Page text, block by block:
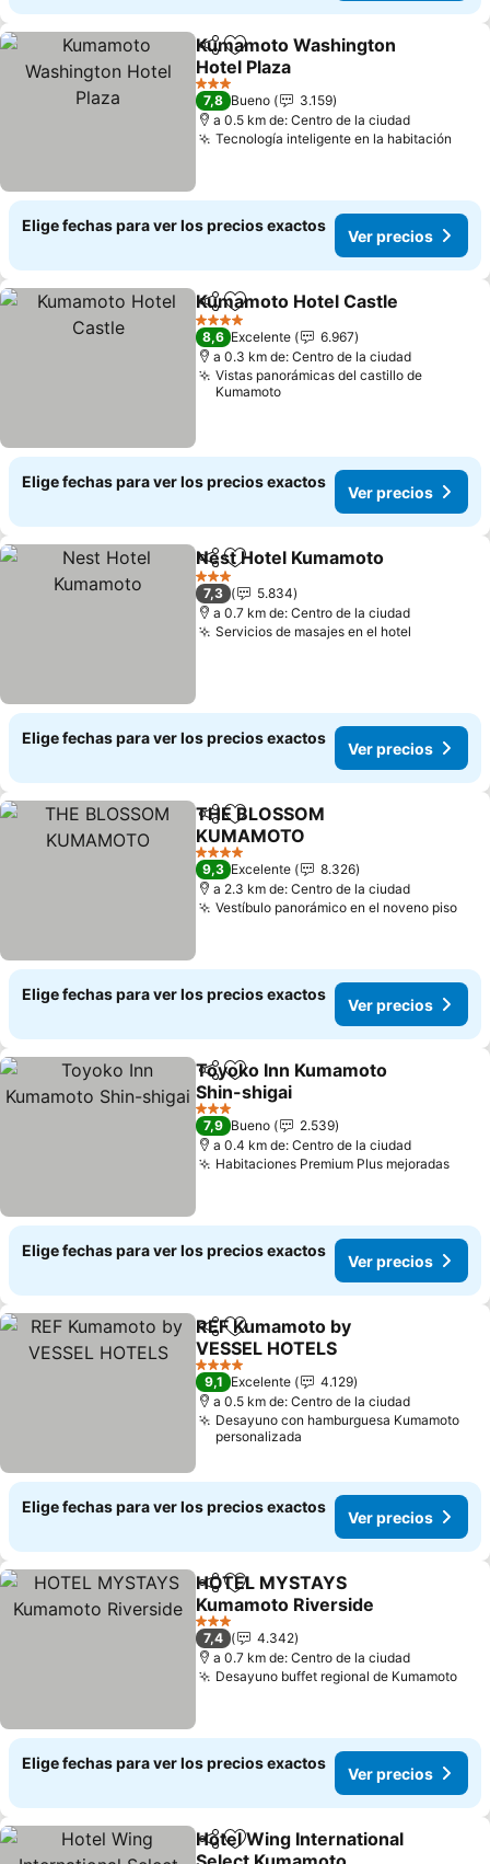
CompartirAgregar a favoritos
Kumamoto Washington
Hotel Plaza
3 Estrellas
7,8 Bueno
3.159
a 0.5 km de: Centro de la ciudad
Tecnología inteligente en la habitación
Elige fechas para ver los precios exactos
Ver precios
CompartirAgregar a favoritos
Kumamoto Hotel Castle
4 Estrellas
8,6 Excelente
6.967
a 0.3 km de: Centro de la ciudad
Vistas panorámicas del castillo de
Kumamoto
Elige fechas para ver los precios exactos
Ver precios
CompartirAgregar a favoritos
Nest Hotel Kumamoto
3 Estrellas
7,3
5.834
a 0.7 km de: Centro de la ciudad
Servicios de masajes en el hotel
Elige fechas para ver los precios exactos
Ver precios
Compartir
Agregar a favoritos
THE BLOSSOM
KUMAMOTO
4 Estrellas
9,3 Excelente
8.326
a 2.3 km de: Centro de la ciudad
Vestíbulo panorámico en el noveno piso
Elige fechas para ver los precios exactos
Ver precios
Compartir
Agregar a favoritos
Toyoko Inn Kumamoto
Shin-shigai
3 Estrellas
7,9 Bueno
2.539
a 0.4 km de: Centro de la ciudad
Habitaciones Premium Plus mejoradas
Elige fechas para ver los precios exactos
Ver precios
CompartirAgregar a favoritos
REF Kumamoto by
VESSEL HOTELS
4 Estrellas
9,1 Excelente
4.129
a 0.5 km de: Centro de la ciudad
Desayuno con hamburguesa Kumamoto
personalizada
Elige fechas para ver los precios exactos
Ver precios
CompartirAgregar a favoritos
HOTEL MYSTAYS
Kumamoto Riverside
3 Estrellas
7,4
4.342
a 0.7 km de: Centro de la ciudad
Desayuno buffet regional de Kumamoto
Elige fechas para ver los precios exactos
Ver precios
CompartirAgregar a favoritos
Hotel Wing International